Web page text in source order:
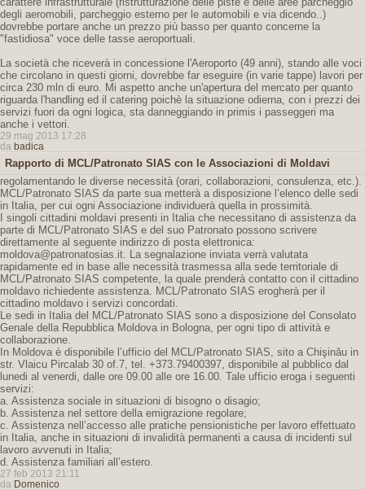
degli aeromobili, parcheggio esterno per le automobili e via dicendo..)
dovrebbe portare anche un prezzo più basso per quanto concerne la
"fastidiosa" voce delle tasse aeroportuali.
La società che riceverà in concessione l'Aeroporto (49 anni), stando alle voci
che circolano in questi giorni, dovrebbe far eseguire (in varie tappe) lavori per
circa 230 mln di euro. Mi aspetto anche un'apertura del mercato per quanto
riguarda l'handling ed il catering poichè la situazione odierna, con i prezzi dei
servizi fuori da ogni logica, sta danneggiando in primis i passeggeri ma
anche i vettori.
29 mag 2013 17:28
da badica
Rapporto di MCL/Patronato SIAS con le Associazioni di Moldavi
regolamentando le diverse necessità (orari, collaborazioni, consulenza, etc.).
MCL/Patronato SIAS da parte sua metterà a disposizione l’elenco delle sedi
in Italia, per cui ogni Associazione individuerà quella in prossimità.
I singoli cittadini moldavi presenti in Italia che necessitano di assistenza da
parte di MCL/Patronato SIAS e del suo Patronato possono scrivere
direttamente al seguente indirizzo di posta elettronica:
moldova@patronatosias.it. La segnalazione inviata verrà valutata
rapidamente ed in base alle necessità trasmessa alla sede territoriale di
MCL/Patronato SIAS competente, la quale prenderà contatto con il cittadino
moldavo richiedente assistenza. MCL/Patronato SIAS erogherà per il
cittadino moldavo i servizi concordati.
Le sedi in Italia del MCL/Patronato SIAS sono a disposizione del Consolato
Genale della Repubblica Moldova in Bologna, per ogni tipo di attività e
collaborazione.
In Moldova è disponibile l’ufficio del MCL/Patronato SIAS, sito a Chişinău in
str. Vlaicu Pircalab 30 of.7, tel. +373.79400397, disponibile al pubblico dal
lunedi al venerdi, dalle ore 09.00 alle ore 16.00. Tale ufficio eroga i seguenti
servizi:
a. Assistenza sociale in situazioni di bisogno o disagio;
b. Assistenza nel settore della emigrazione regolare;
c. Assistenza nell’accesso alle pratiche pensionistiche per lavoro effettuato
in Italia, anche in situazioni di invalidità permanenti a causa di incidenti sul
lavoro avvenuti in Italia;
d. Assistenza familiari all’estero.
27 feb 2013 21:11
da Domenico